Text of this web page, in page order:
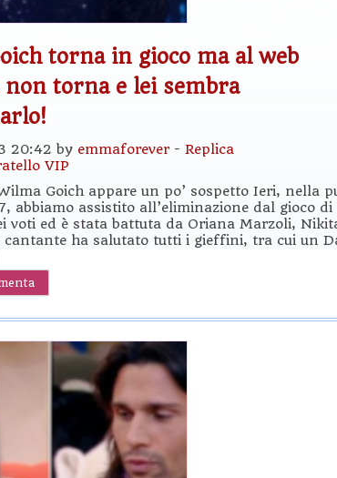
torna in gioco ma al web
non torna e lei sembra
20:42 by emmaforever- Replica
VIP
Goich appare un po’ sospetto Ieri, nella
abbiamo assistito all’eliminazione dal gioco
voti ed è stata battuta da Oriana Marzoli,
cantante ha salutato tutti i gieffini, tra cui un